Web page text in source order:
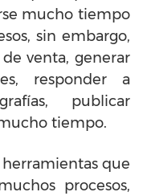
mucho tiempo
sin embargo,
venta, generar
responder a
publicar
tiempo.
que
procesos,